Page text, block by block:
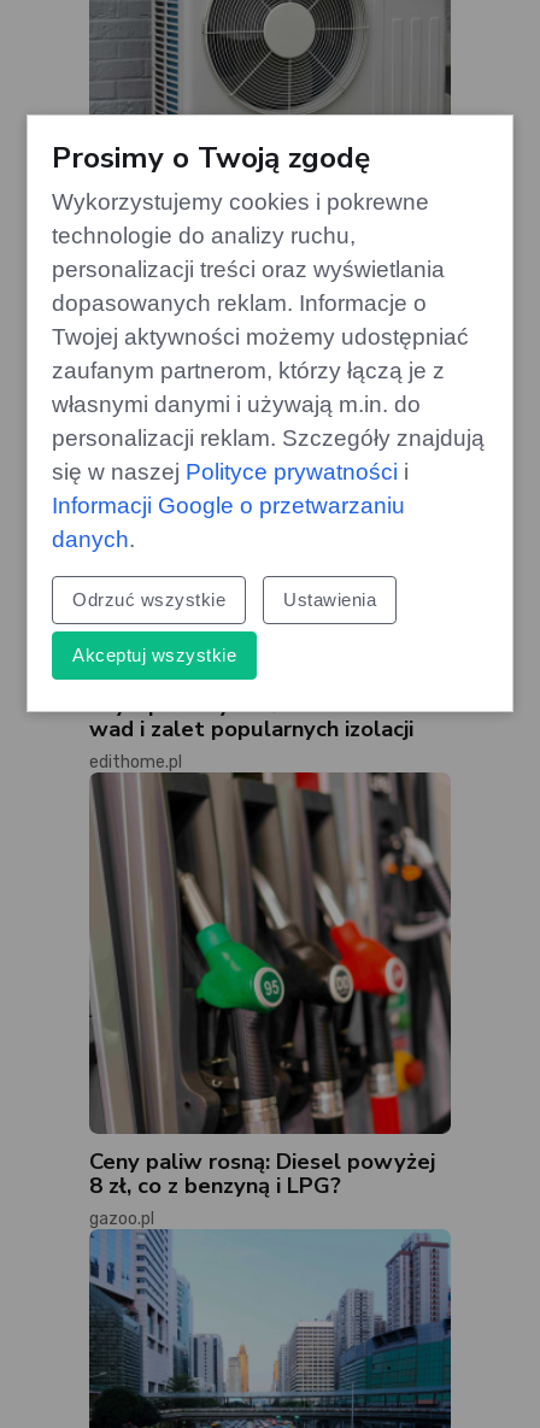
Jak zatrzymać 30% ciepła w
domu? Znajdź ukryte źródło strat!
edithome.pl
Styropian czy wełna? Porównanie
wad i zalet popularnych izolacji
edithome.pl
Ceny paliw rosną: Diesel powyżej
8 zł, co z benzyną i LPG?
gazoo.pl
Prosimy o Twoją zgodę
Wykorzystujemy cookies i pokrewne
technologie do analizy ruchu,
personalizacji treści oraz wyświetlania
dopasowanych reklam. Informacje o
Twojej aktywności możemy udostępniać
zaufanym partnerom, którzy łączą je z
własnymi danymi i używają m.in. do
personalizacji reklam. Szczegóły znajdują
się w naszej Polityce prywatności i
Informacji Google o przetwarzaniu
danych.
Odrzuć wszystkie Ustawienia
Akceptuj wszystkie